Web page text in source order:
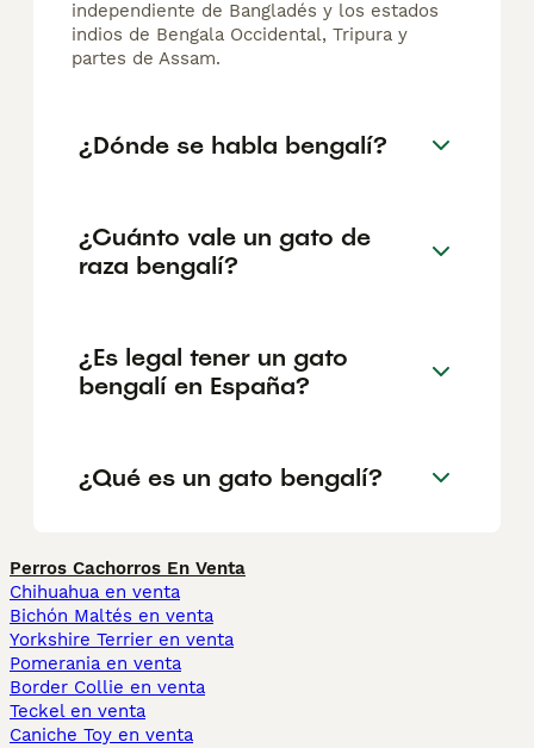
independiente de Bangladés y los estados
indios de Bengala Occidental, Tripura y
partes de Assam.
¿Dónde se habla bengalí?
¿Cuánto vale un gato de
raza bengalí?
¿Es legal tener un gato
bengalí en España?
¿Qué es un gato bengalí?
Perros Cachorros En Venta
Chihuahua en venta
Bichón Maltés en venta
Yorkshire Terrier en venta
Pomerania en venta
Border Collie en venta
Teckel en venta
Caniche Toy en venta